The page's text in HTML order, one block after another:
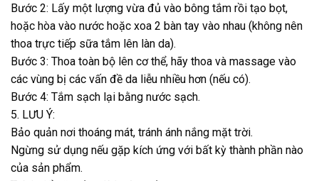
Bước 2: Lấy một lượng vừa đủ vào bông tắm rồi tạo bọt,
hoặc hòa vào nước hoặc xoa 2 bàn tay vào nhau (không nên
thoa trực tiếp sữa tắm lên làn da).
Bước 3: Thoa toàn bộ lên cơ thể, hãy thoa và massage vào
các vùng bị các vấn đề da liễu nhiều hơn (nếu có).
Bước 4: Tắm sạch lại bằng nước sạch.
5. LƯU Ý:
Bảo quản nơi thoáng mát, tránh ánh nắng mặt trời.
Ngừng sử dụng nếu gặp kích ứng với bất kỳ thành phần nào
của sản phẩm.